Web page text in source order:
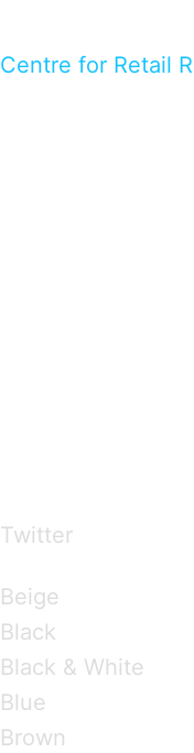
Centre for Retail
Twitter
Beige
Black
Black & White
Blue
Brown